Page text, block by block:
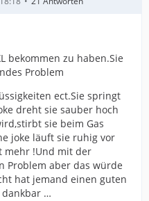
bekommen zu haben.Sie
Problem
ect.Sie springt
dreht sie sauber hoch
sie beim Gas
joke läuft sie ruhig vor
mehr !Und mit der
Problem aber das würde
hat jemand einen guten
…